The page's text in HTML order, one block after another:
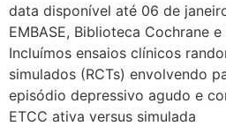
data disponível até 06 de
EMBASE, Biblioteca Cochrane
Incluímos ensaios clínicos
simulados (RCTs) envolvendo
episódio depressivo agudo e
ETCC ativa versus simulada